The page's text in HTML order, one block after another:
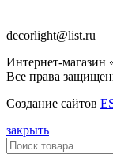
decorlight@list.ru
Интернет-
Все права
Создание сайтов
закрыть